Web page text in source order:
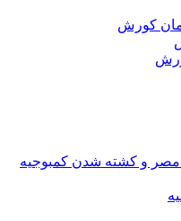
کورش
مصر و کشته شدن کمبوجیه